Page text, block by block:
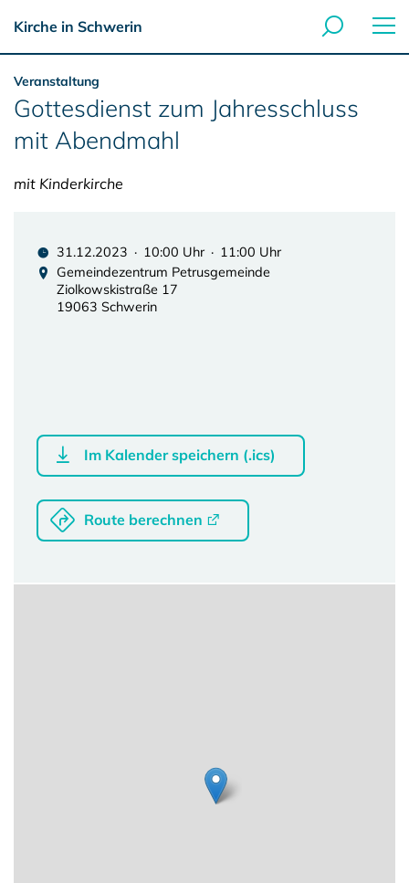
Kirche in Schwerin
Veranstaltung
Gottesdienst zum Jahresschluss
mit Abendmahl
mit Kinderkirche
31.12.2023 · 10:00 Uhr · 11:00 Uhr
Gemeindezentrum Petrusgemeinde
Ziolkowskistraße 17
19063 Schwerin
Im Kalender speichern (.ics)
Route berechnen